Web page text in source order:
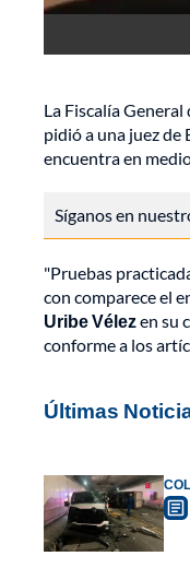
La Fiscalía
pidió a una juez
encuentra en
Síganos en
"Pruebas
con comparece el
Uribe Vélezen su
conforme a los
Últimas